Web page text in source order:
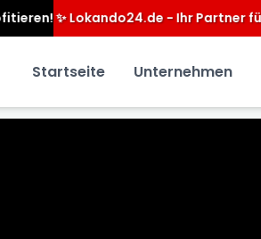
für mehr Sichtbarkeit.
Startseite Unternehmen